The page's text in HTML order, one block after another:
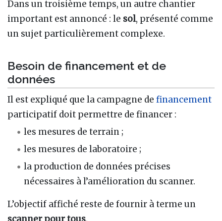
Dans un troisième temps, un autre chantier
important est annoncé : le sol, présenté comme
un sujet particulièrement complexe.
Besoin de financement et de
données
Il est expliqué que la campagne de financement
participatif doit permettre de financer :
les mesures de terrain ;
les mesures de laboratoire ;
la production de données précises
nécessaires à l’amélioration du scanner.
L’objectif affiché reste de fournir à terme un